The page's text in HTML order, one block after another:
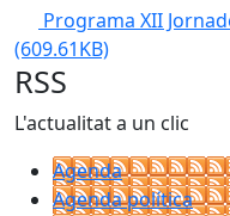
Programa XII
(609.61KB)
RSS
L'actualitat a un clic
Agenda
Agenda política